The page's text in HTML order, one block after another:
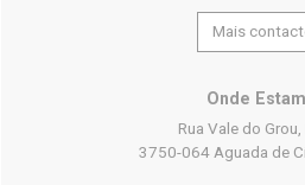
Mais
Onde
Rua Vale do
3750-064 Aguada de